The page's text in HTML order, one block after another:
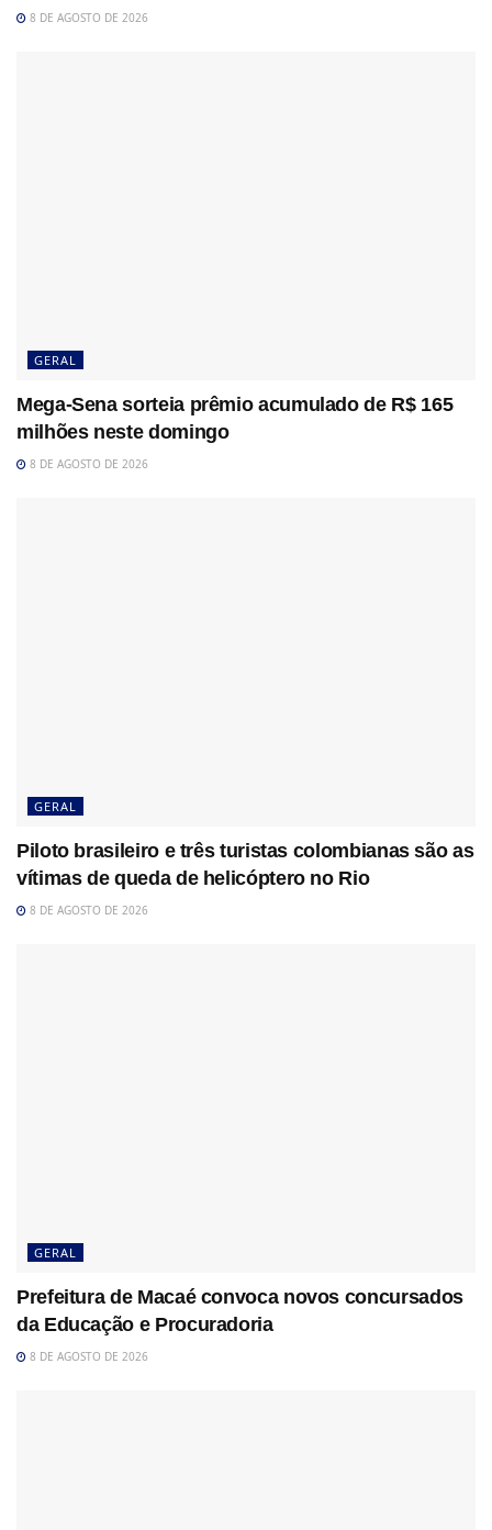
8 DE AGOSTO DE 2026
GERAL
Mega-Sena sorteia prêmio acumulado de R$ 165
milhões neste domingo
8 DE AGOSTO DE 2026
GERAL
Piloto brasileiro e três turistas colombianas são as
vítimas de queda de helicóptero no Rio
8 DE AGOSTO DE 2026
GERAL
Prefeitura de Macaé convoca novos concursados
da Educação e Procuradoria
8 DE AGOSTO DE 2026